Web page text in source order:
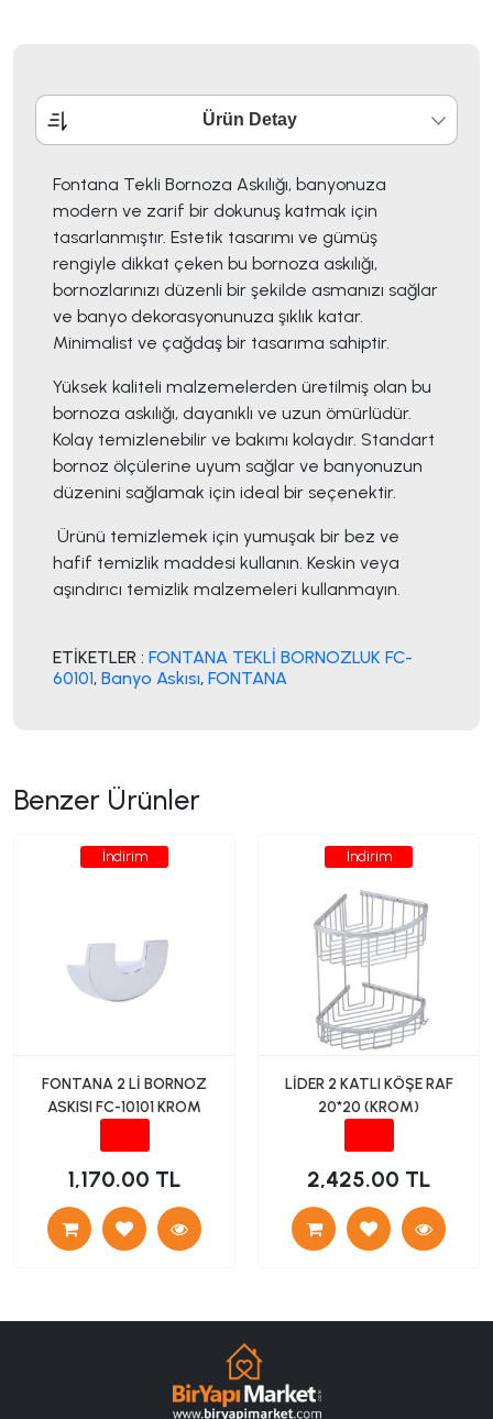
Ürün Detay
Fontana Tekli Bornoza Askılığı, banyonuza
modern ve zarif bir dokunuş katmak için
tasarlanmıştır. Estetik tasarımı ve gümüş
rengiyle dikkat çeken bu bornoza askılığı,
bornozlarınızı düzenli bir şekilde asmanızı sağlar
ve banyo dekorasyonunuza şıklık katar.
Minimalist ve çağdaş bir tasarıma sahiptir.
Yüksek kaliteli malzemelerden üretilmiş olan bu
bornoza askılığı, dayanıklı ve uzun ömürlüdür.
Kolay temizlenebilir ve bakımı kolaydır. Standart
bornoz ölçülerine uyum sağlar ve banyonuzun
düzenini sağlamak için ideal bir seçenektir.
Ürünü temizlemek için yumuşak bir bez ve
hafif temizlik maddesi kullanın. Keskin veya
aşındırıcı temizlik malzemeleri kullanmayın.
ETİKETLER : FONTANA TEKLİ BORNOZLUK FC-
60101, Banyo Askısı, FONTANA
Benzer Ürünler
İndirim
FONTANA 2 Lİ BORNOZ
ASKISI FC-10101 KROM
1,170.00 TL
İndirim
LİDER 2 KATLI KÖŞE RAF
20*20 (KROM)
2,425.00 TL